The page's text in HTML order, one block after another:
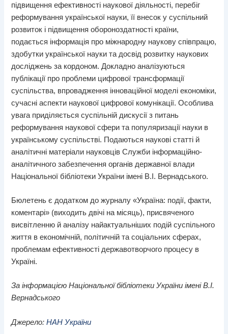
підвищення ефективності наукової діяльності, перебіг
реформування української науки, її внесок у суспільний
розвиток і підвищення обороноздатності країни,
подається інформація про міжнародну наукову співпрацю,
здобутки української науки та досвід розвитку наукових
досліджень за кордоном. Докладно аналізуються
публікації про проблеми цифрової трансформації
суспільства, впровадження інноваційної моделі економіки,
сучасні аспекти наукової цифрової комунікації. Особлива
увага приділяється суспільній дискусії з питань
реформування наукової сфери та популяризації науки в
українському суспільстві. Подаються наукові статті й
аналітичні матеріали науковців Служби інформаційно-
аналітичного забезпечення органів державної влади
Національної бібліотеки України імені В.І. Вернадського.
Бюлетень є додатком до журналу «Україна: події, факти,
коментарі» (виходить двічі на місяць), присвяченого
висвітленню й аналізу найактуальніших подій суспільного
життя в економічній, політичній та соціальних сферах,
проблемам ефективності державотворчого процесу в
Україні.
За інформацією Національної бібліотеки України імені В.І.
Вернадського
Джерело:НАН України